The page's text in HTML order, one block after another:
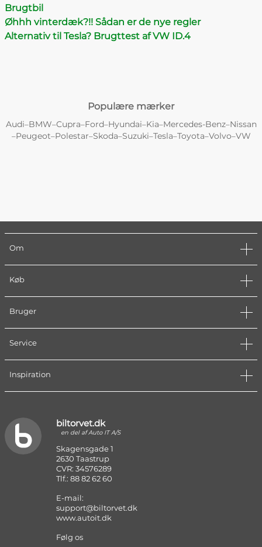
Brugtbil
Øhhh vinterdæk?!! Sådan er de nye regler
Alternativ til Tesla? Brugttest af VW ID.4
Populære mærker
Audi–BMW–Cupra–Ford–Hyundai–Kia–Mercedes-Benz–Nissan
–Peugeot–Polestar–Skoda–Suzuki–Tesla–Toyota–Volvo–VW
Om
Køb
Bruger
Service
Inspiration
biltorvet.dk
en del af Auto IT A/S
Skagensgade 1
2630 Taastrup
CVR: 34576289
Tlf.: 88 82 62 60
E-mail:
support@biltorvet.dk
www.autoit.dk
Følg os